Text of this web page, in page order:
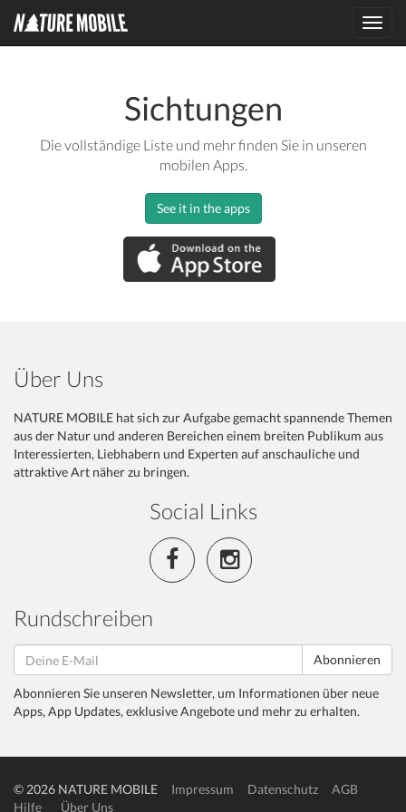
Sichtungen
Die vollständige Liste und mehr finden Sie in unseren
mobilen Apps.
See it in the apps
Über Uns
NATURE MOBILE hat sich zur Aufgabe gemacht spannende Themen
aus der Natur und anderen Bereichen einem breiten Publikum aus
Interessierten, Liebhabern und Experten auf anschauliche und
attraktive Art näher zu bringen.
Social Links
Rundschreiben
Abonnieren
Abonnieren Sie unseren Newsletter, um Informationen über neue
Apps, App Updates, exklusive Angebote und mehr zu erhalten.
© 2026 NATURE MOBILE Impressum Datenschutz
AGB
Hilfe
Über Uns